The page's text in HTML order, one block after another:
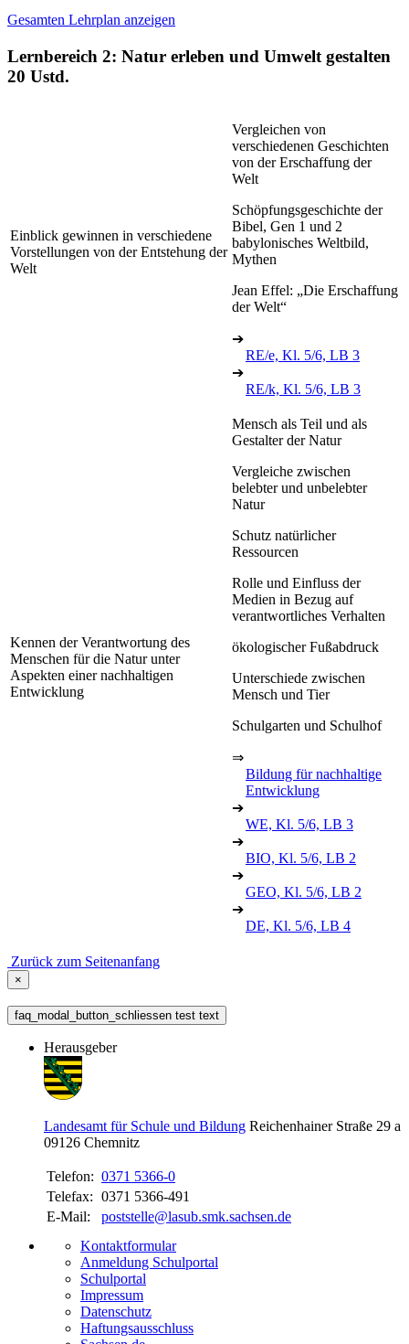
Gesamten Lehrplan anzeigen
Lernbereich 2: Natur erleben und Umwelt gestalten
20 Ustd.
Einblick gewinnen in verschiedene
Vorstellungen von der Entstehung der
Welt
Vergleichen von
verschiedenen Geschichten
von der Erschaffung der
Welt
Schöpfungsgeschichte der
Bibel, Gen 1 und 2
babylonisches Weltbild,
Mythen
Jean Effel: „Die Erschaffung
der Welt“
➔
RE/e, Kl. 5/6, LB 3
➔
RE/k, Kl. 5/6, LB 3
Kennen der Verantwortung des
Menschen für die Natur unter
Aspekten einer nachhaltigen
Entwicklung
Mensch als Teil und als
Gestalter der Natur
Vergleiche zwischen
belebter und unbelebter
Natur
Schutz natürlicher
Ressourcen
Rolle und Einfluss der
Medien in Bezug auf
verantwortliches Verhalten
ökologischer Fußabdruck
Unterschiede zwischen
Mensch und Tier
Schulgarten und Schulhof
⇒
Bildung für nachhaltige
Entwicklung
➔
WE, Kl. 5/6, LB 3
➔
BIO, Kl. 5/6, LB 2
➔
GEO, Kl. 5/6, LB 2
➔
DE, Kl. 5/6, LB 4
Zurück zum Seitenanfang
×
faq_modal_button_schliessen test text
Herausgeber
Landesamt für Schule und Bildung Reichenhainer Straße 29 a
09126 Chemnitz
Telefon: 0371 5366-0
Telefax: 0371 5366-491
E-Mail:
poststelle@lasub.smk.sachsen.de
Kontaktformular
Anmeldung Schulportal
Schulportal
Impressum
Datenschutz
Haftungsausschluss